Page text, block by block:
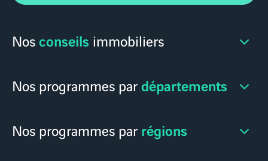
Nosconseils immobiliers
Nos programmes pardépartements
Nos programmes par régions